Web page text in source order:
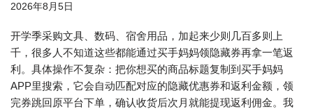
2026年8月5日
开学季采购文具、数码、宿舍用品，加起来少则几百多则上
千，很多人不知道这些都能通过买手妈妈领隐藏券再拿一笔返
利。具体操作不复杂：把你想买的商品标题复制到买手妈妈
APP里搜索，它会自动匹配对应的隐藏优惠券和返利金额，领
完券跳回原平台下单，确认收货后次月就能提现返利佣金。我